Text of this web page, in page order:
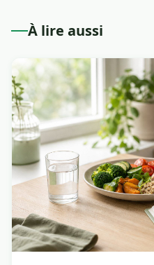
À lire aussi